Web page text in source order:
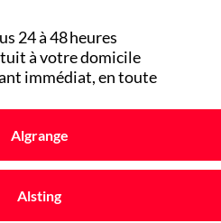
24 à 48 heures
à votre domicile
immédiat, en toute
Algrange
Alsting